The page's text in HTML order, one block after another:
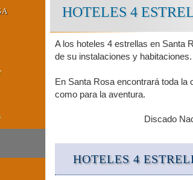
HOTELES 4
A los hoteles 4 estrellas en Santa
de su instalaciones y habitaciones.
En Santa Rosa encontrará toda
como para la aventura.
Discado
HOTELES 4